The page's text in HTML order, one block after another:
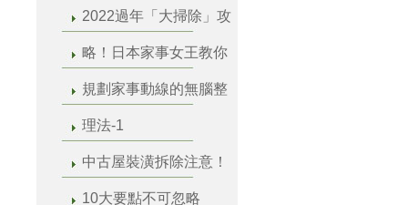
2022過年「大掃除」攻
略！日本家事女王教你
規劃家事動線的無腦整
理法-1
中古屋裝潢拆除注意！
10大要點不可忽略